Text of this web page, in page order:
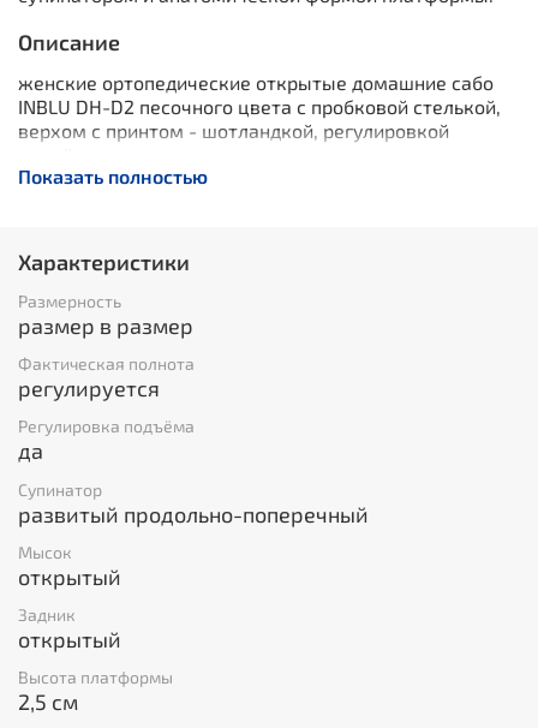
Описание
женские ортопедические открытые домашние сабо
INBLU DH-D2 песочного цвета с пробковой стелькой,
верхом с принтом - шотландкой, регулировкой
супинатором и анатомической формой платформы.
Показать полностью
Характеристики
Размерность
размер в размер
Фактическая полнота
регулируется
Регулировка подъёма
да
Супинатор
развитый продольно-поперечный
Мысок
открытый
Задник
открытый
Высота платформы
2,5 см